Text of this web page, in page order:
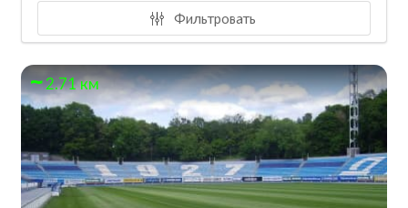
Фильтровать
2.71 км